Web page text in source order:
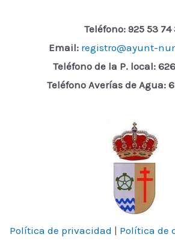
Teléfono: 925 53 74
Email: registro@ayunt-
Teléfono de la P. local:
Teléfono Averías de Agua:
Política de privacidad | Política de